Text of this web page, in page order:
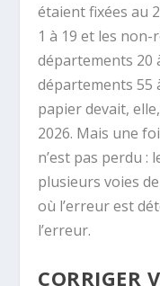
étaient fixées au
1 à 19 et les
départements 20
départements 55
papier devait,
2026. Mais une
n’est pas perdu :
plusieurs voies
où l’erreur est
l’erreur.
CORRIGER